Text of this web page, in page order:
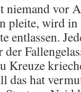
niemand vor
pleite, wird
entlassen.
Kreuze
das hat